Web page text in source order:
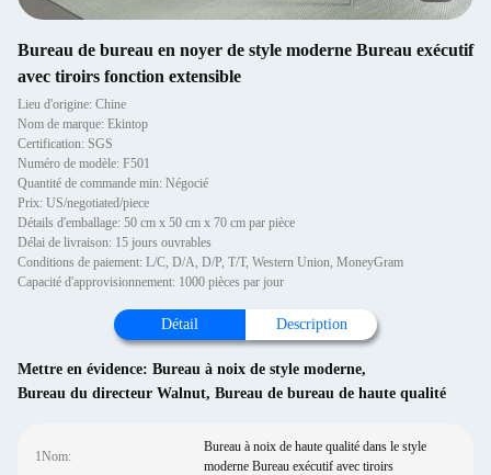
Bureau de bureau en noyer de style moderne Bureau exécutif
avec tiroirs fonction extensible
Lieu d'origine: Chine
Nom de marque: Ekintop
Certification: SGS
Numéro de modèle: F501
Quantité de commande min: Négocié
Prix: US/negotiated/piece
Détails d'emballage: 50 cm x 50 cm x 70 cm par pièce
Délai de livraison: 15 jours ouvrables
Conditions de paiement: L/C, D/A, D/P, T/T, Western Union, MoneyGram
Capacité d'approvisionnement: 1000 pièces par jour
Détail Description
Mettre en évidence: Bureau à noix de style moderne,
Bureau du directeur Walnut, Bureau de bureau de haute qualité
1Nom:
Bureau à noix de haute qualité dans le style
moderne Bureau exécutif avec tiroirs